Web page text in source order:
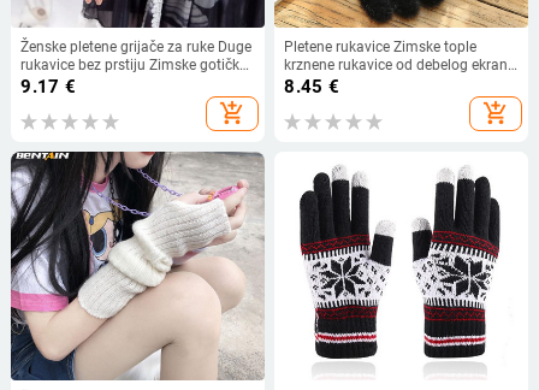
Ženske pletene grijače za ruke Duge
rukavice bez prstiju Zimske gotičke
Lolita rukavice za ruke Jednobojne
rukavice za djevojke Y2k crna
klasična meka rukavica
9.17 €
add_shopping_cart
Pletene rukavice Zimske tople
krznene rukavice od debelog ekrana
Čvrste rukavice za mobilni telefon
Podloga za tablete Ženska vunena
rukavica od kašmira
8.45 €
add_shopping_cart